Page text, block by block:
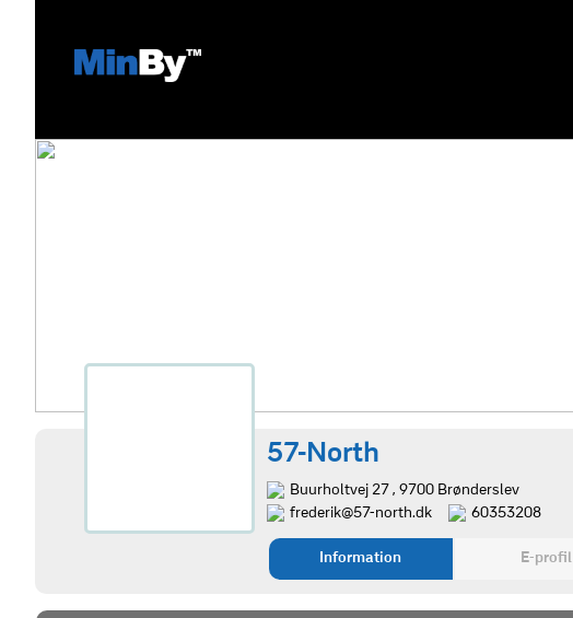
57-North
Buurholtvej 27 , 9700 Brønderslev
frederik@57-north.dk
60353208
Information E-profil